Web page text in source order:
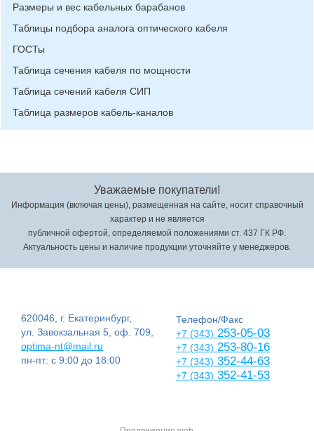
Размеры и вес кабельных барабанов
Таблицы подбора аналога оптического кабеля
ГОСТы
Таблица сечения кабеля по мощности
Таблица сечений кабеля СИП
Таблица размеров кабель-каналов
Уважаемые покупатели!
Информация (включая цены), размещенная на сайте, носит справочный
характер и не является
публичной офертой, определяемой положениями ст. 437 ГК РФ.
Актуальность цены и наличие продукции уточняйте у менеджеров.
620046, г. Екатеринбург,
ул. Завокзальная 5, оф. 709,
optima-nt@mail.ru
пн-пт: с 9:00 до 18:00
Телефон/Факс
+7 (343) 253-05-03
+7 (343) 253-80-16
+7 (343) 352-44-63
+7 (343) 352-41-53